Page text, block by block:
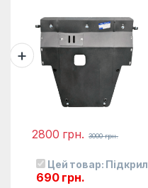
2800 грн. 3000грн.
Цей товар:
690 грн.